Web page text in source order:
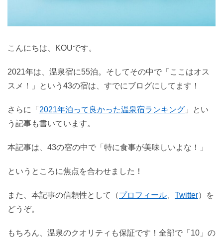
こんにちは、KOUです。
2021年は、温泉宿に55泊。そしてその中で「ここはオス
スメ！」という43の宿は、すでにブログにしてます！
さらに「 2021年泊って良かった温泉宿ランキング 」とい
う記事も書いています。
本記事は、43の宿の中で「特に食事が美味しいよな！」
というところに焦点を合わせました！
また、本記事の信頼性として（プロフィール Twitter）を
どうぞ。
もちろん、温泉のクオリティも保証です！全部で「10」の